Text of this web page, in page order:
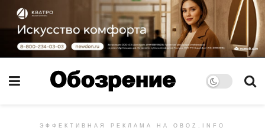
ЭФФЕКТИВНАЯ РЕКЛАМА НА OBOZ.INFO